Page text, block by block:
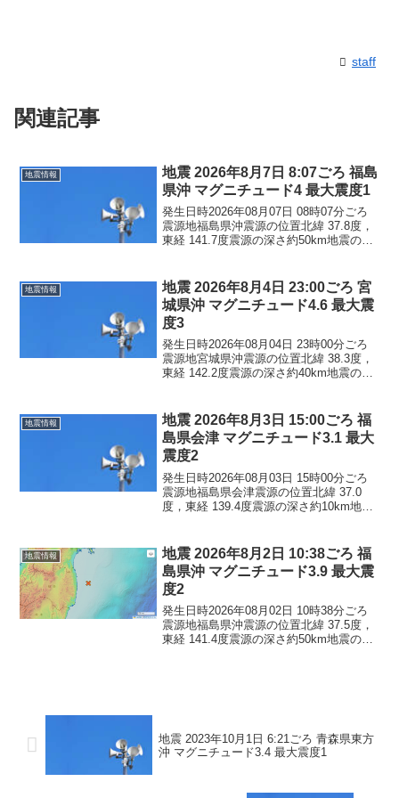
staff
関連記事
地震情報
地震 2026年8月7日 8:07ごろ 福島
県沖 マグニチュード4 最大震度1
発生日時2026年08月07日 08時07分ごろ
震源地福島県沖震源の位置北緯 37.8度，
東経 141.7度震源の深さ約50km地震の規
ん。震度1福島県二本松市田村...
地震情報
地震 2026年8月4日 23:00ごろ 宮
城県沖 マグニチュード4.6 最大震
度3
発生日時2026年08月04日 23時00分ごろ
震源地宮城県沖震源の位置北緯 38.3度，
東経 142.2度震源の深さ約40km地震の規
ん。震度3宮城県石巻市震度2...
地震情報
地震 2026年8月3日 15:00ごろ 福
島県会津 マグニチュード3.1 最大
震度2
発生日時2026年08月03日 15時00分ごろ
震源地福島県会津震源の位置北緯 37.0
度，東経 139.4度震源の深さ約10km地震
せん。震度2福島県檜枝岐村
地震情報
地震 2026年8月2日 10:38ごろ 福
島県沖 マグニチュード3.9 最大震
度2
発生日時2026年08月02日 10時38分ごろ
震源地福島県沖震源の位置北緯 37.5度，
東経 141.4度震源の深さ約50km地震の規
地震 2023年10月1日 6:21ごろ 青森県東方
沖 マグニチュード3.4 最大震度1